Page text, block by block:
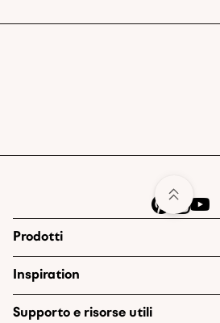
Prodotti
Inspiration
Supporto e risorse utili